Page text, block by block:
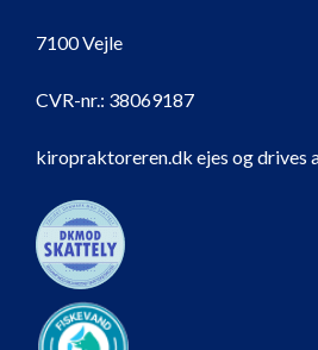
7100 Vejle
CVR-nr.: 38069187
kiropraktoreren.dk ejes og drives